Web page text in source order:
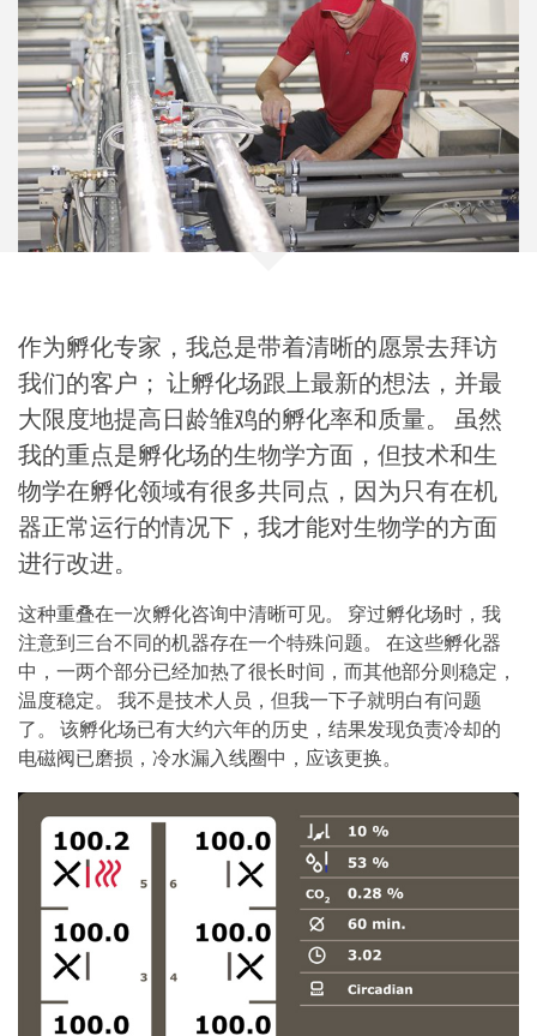
作为孵化专家，我总是带着清晰的愿景去拜访
我们的客户； 让孵化场跟上最新的想法，并最
大限度地提高日龄雏鸡的孵化率和质量。 虽然
我的重点是孵化场的生物学方面，但技术和生
物学在孵化领域有很多共同点，因为只有在机
器正常运行的情况下，我才能对生物学的方面
进行改进。
这种重叠在一次孵化咨询中清晰可见。 穿过孵化场时，我
注意到三台不同的机器存在一个特殊问题。 在这些孵化器
中，一两个部分已经加热了很长时间，而其他部分则稳定，
温度稳定。 我不是技术人员，但我一下子就明白有问题
了。 该孵化场已有大约六年的历史，结果发现负责冷却的
电磁阀已磨损，冷水漏入线圈中，应该更换。